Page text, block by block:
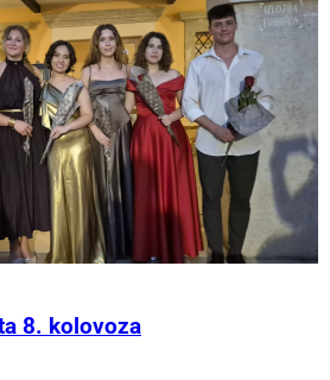
8. kolovoza